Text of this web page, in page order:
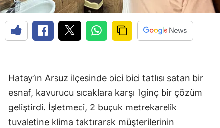
Hatay’ın Arsuz ilçesinde bici bici tatlısı satan bir
esnaf, kavurucu sıcaklara karşı ilginç bir çözüm
geliştirdi. İşletmeci, 2 buçuk metrekarelik
tuvaletine klima taktırarak müşterilerinin